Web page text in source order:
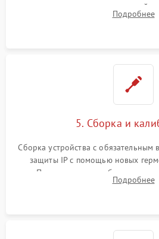
контроллеров на материнской
разъемов и кнопок, замена
Подробнее
5. Сборка и
Сборка устройства с обязательным
защиты IP с помощью новых
Программная калибровка
абсолютно черному телу дляПодробнее